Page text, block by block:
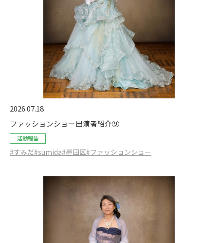
2026.07.18
ファッションショー出演者紹介⑨
活動報告
#すみだ#sumida#墨田区#ファッションショー